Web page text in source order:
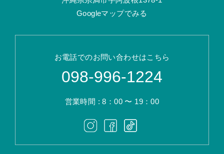
Googleマップでみる
お電話でのお問い合わせはこちら
098-996-1224
営業時間 : 8：00 〜 19：00